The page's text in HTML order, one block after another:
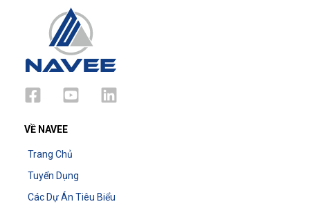
VỀ NAVEE
Trang Chủ
Tuyển Dụng
Các Dự Án Tiêu Biểu